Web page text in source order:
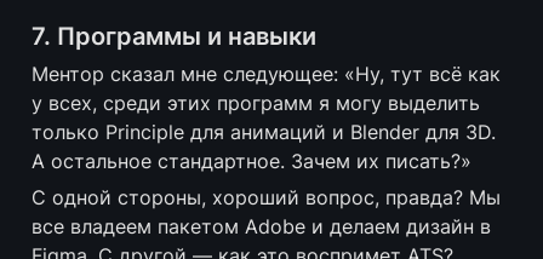
7. Программы и навыки
Ментор сказал мне следующее: «Ну, тут всё как
у всех, среди этих программ я могу выделить
только Principle для анимаций и Blender для 3D.
А остальное стандартное. Зачем их писать?»
С одной стороны, хороший вопрос, правда? Мы
все владеем пакетом Adobe и делаем дизайн в